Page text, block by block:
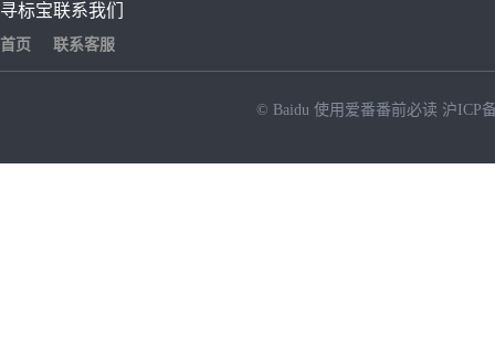
寻标宝
首页
联系我们
联系客服
© Baidu 使用爱番番前必读 沪ICP